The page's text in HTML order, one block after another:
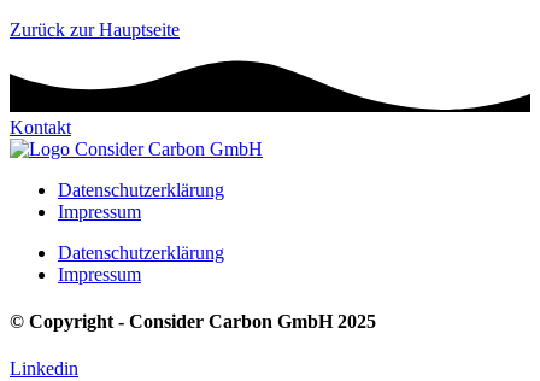
Zurück zur Hauptseite
Kontakt
Datenschutzerklärung
Impressum
Datenschutzerklärung
Impressum
© Copyright - Consider Carbon GmbH 2025
Linkedin